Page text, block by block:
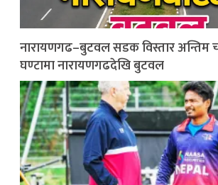
नारायणगढ–बुटवल सडक विस्तार अन्तिम
घण्टामा नारायणगढदेखि बुटवल